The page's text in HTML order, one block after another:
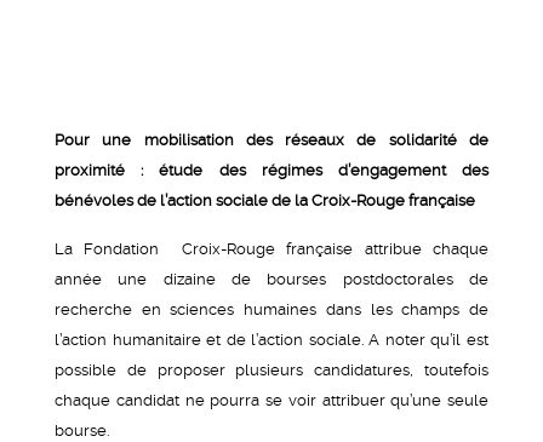
Pour une mobilisation des réseaux de solidarité de
proximité : étude des régimes d’engagement des
bénévoles de l’action sociale de la Croix-Rouge française
La Fondation Croix-Rouge française attribue chaque
année une dizaine de bourses postdoctorales de
recherche en sciences humaines dans les champs de
l’action humanitaire et de l’action sociale. A noter qu’il est
possible de proposer plusieurs candidatures, toutefois
chaque candidat ne pourra se voir attribuer qu’une seule
bourse.